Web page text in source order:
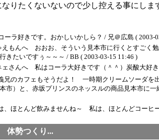
りたくないないので少し控える事にしま
ーラ好きです。おかしいかしら？ / 兄＠広島 ( 2003-
えもんへ おおお、そういう見本市に行くとすごく
きたいですぅ～～～ / BB ( 2003-03-15 11:46 )
ェさんへ 私はコーラ大好きです（＾＾）炭酸大好
兄のカフェもそうだよ！ 一時期クリームソーダ
市）と、赤坂プリンスのネッスルの商品見本市
、ほとんど飲みませんね～ 私は、ほとんどコー
体勢つくり...